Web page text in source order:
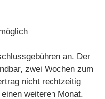
an. Der
zwei Wochen zum
nicht rechtzeitig
weiteren Monat.